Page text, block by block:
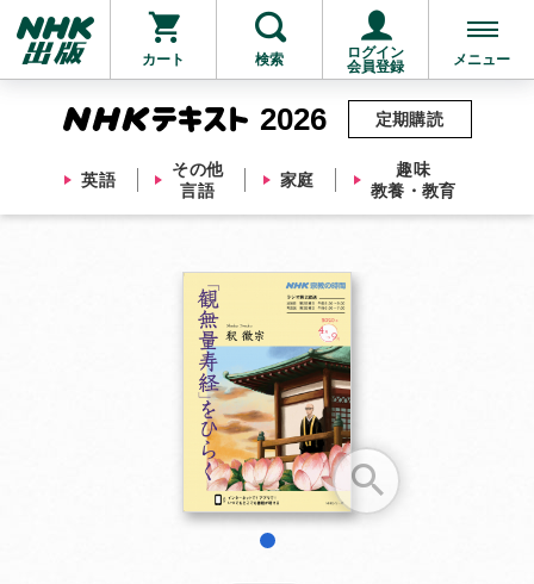
カート 検索
ログイン
会員登録
メニュー
2026
英語
その他
言語
家庭
趣味
教養・教育
定期購読
他にも商品を買う